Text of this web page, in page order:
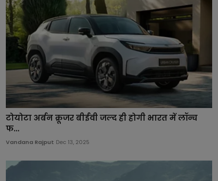
टोयोटा अर्बन क्रूजर बीईवी जल्द ही होगी भारत में लॉन्च
फ...
Vandana Rajput Dec 13, 2025